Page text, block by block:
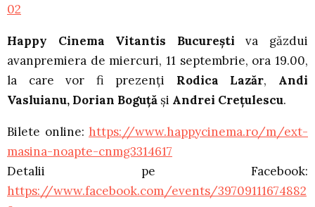
02
Happy Cinema Vitantis București va găzdui
avanpremiera de miercuri, 11 septembrie, ora 19.00,
la care vor fi prezenți Rodica Lazăr, Andi
Vasluianu, Dorian Boguță și Andrei Crețulescu.
Bilete online: https://www.happycinema.ro/m/ext-
masina-noapte-cnmg3314617
Detalii pe Facebook:
https://www.facebook.com/events/39709111674882